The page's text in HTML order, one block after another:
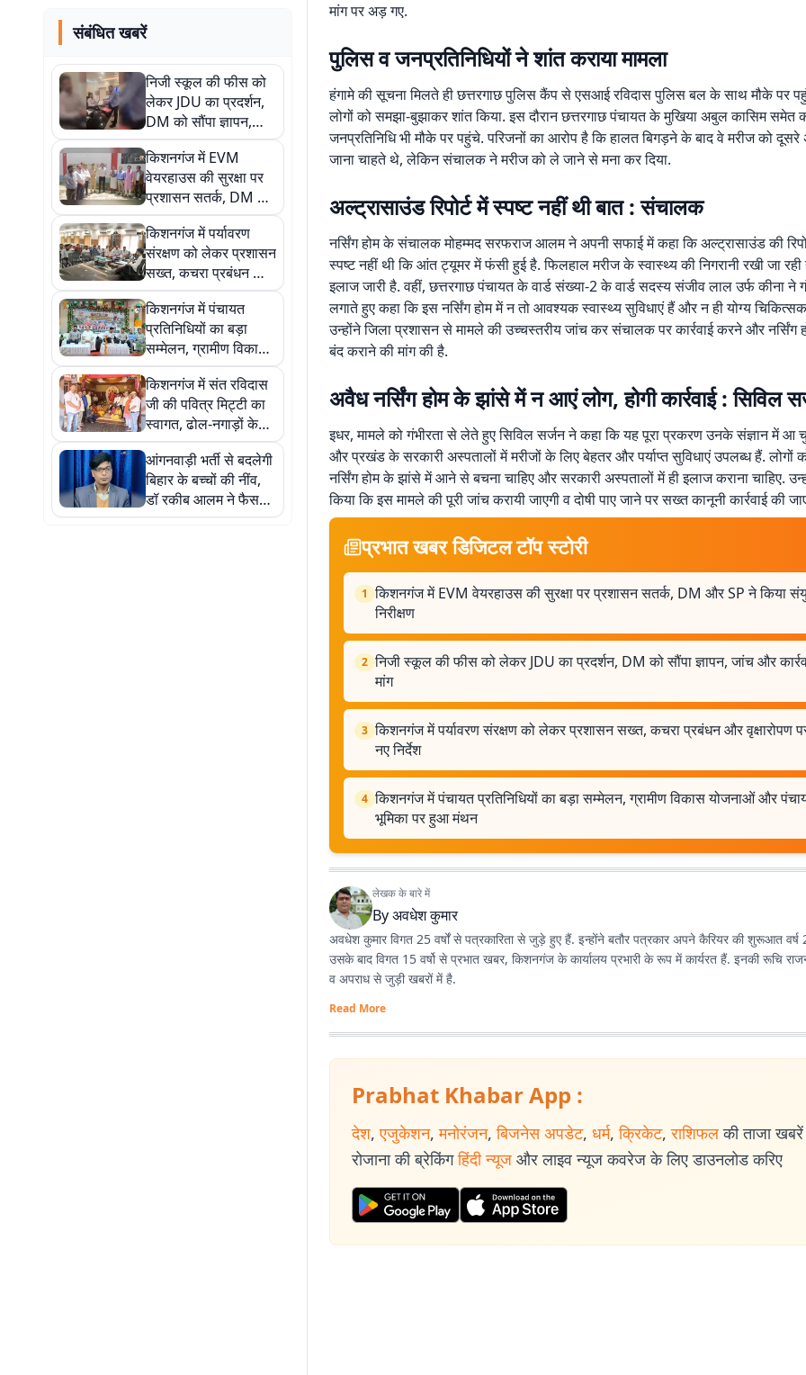
संबंधित खबरें
निजी स्कूल की फीस को
लेकर JDU का प्रदर्शन,
DM को सौंपा ज्ञापन,
जांच और कार्रवाई की मांग
किशनगंज में EVM
वेयरहाउस की सुरक्षा पर
प्रशासन सतर्क, DM और
SP ने किया संयुक्त
निरीक्षण
किशनगंज में पर्यावरण
संरक्षण को लेकर प्रशासन
सख्त, कचरा प्रबंधन और
वृक्षारोपण पर दिए गए नए
निर्देश
किशनगंज में पंचायत
प्रतिनिधियों का बड़ा
सम्मेलन, ग्रामीण विकास
योजनाओं और पंचायतों की
भूमिका पर हुआ मंथन
किशनगंज में संत रविदास
जी की पवित्र मिट्टी का
स्वागत, ढोल-नगाड़ों के
साथ निकली कलश यात्रा
आंगनवाड़ी भर्ती से बदलेगी
बिहार के बच्चों की नींव,
डॉ रकीब आलम ने फैसले
का किया स्वागत
मांग पर अड़ गए.
पुलिस व जनप्रतिनिधियों ने शांत कराया मामला
हंगामे की सूचना मिलते ही छत्तरगाछ पुलिस कैंप से एसआई रविदास पुलिस बल के साथ मौके पर
लोगों को समझा-बुझाकर शांत किया. इस दौरान छत्तरगाछ पंचायत के मुखिया अबुल कासिम समेत
जनप्रतिनिधि भी मौके पर पहुंचे. परिजनों का आरोप है कि हालत बिगड़ने के बाद वे मरीज को
जाना चाहते थे, लेकिन संचालक ने मरीज को ले जाने से मना कर दिया.
अल्ट्रासाउंड रिपोर्ट में स्पष्ट नहीं थी बात : संचालक
नर्सिंग होम के संचालक मोहम्मद सरफराज आलम ने अपनी सफाई में कहा कि अल्ट्रासाउंड की
स्पष्ट नहीं थी कि आंत ट्यूमर में फंसी हुई है. फिलहाल मरीज के स्वास्थ्य की निगरानी रखी जा
इलाज जारी है. वहीं, छत्तरगाछ पंचायत के वार्ड संख्या-2 के वार्ड सदस्य संजीव लाल उर्फ कीना ने
लगाते हुए कहा कि इस नर्सिंग होम में न तो आवश्यक स्वास्थ्य सुविधाएं हैं और न ही योग्य
उन्होंने जिला प्रशासन से मामले की उच्चस्तरीय जांच कर संचालक पर कार्रवाई करने और नर्सिंग
बंद कराने की मांग की है.
अवैध नर्सिंग होम के झांसे में न आएं लोग, होगी कार्रवाई : सिविल
इधर, मामले को गंभीरता से लेते हुए सिविल सर्जन ने कहा कि यह पूरा प्रकरण उनके संज्ञान में आ
और प्रखंड के सरकारी अस्पतालों में मरीजों के लिए बेहतर और पर्याप्त सुविधाएं उपलब्ध हैं. लोगों
नर्सिंग होम के झांसे में आने से बचना चाहिए और सरकारी अस्पतालों में ही इलाज कराना चाहिए.
किया कि इस मामले की पूरी जांच करायी जाएगी व दोषी पाए जाने पर सख्त कानूनी कार्रवाई की
प्रभात खबर डिजिटल टॉप स्टोरी
1 किशनगंज में EVM वेयरहाउस की सुरक्षा पर प्रशासन सतर्क, DM और SP ने किया
निरीक्षण
2 निजी स्कूल की फीस को लेकर JDU का प्रदर्शन, DM को सौंपा ज्ञापन, जांच और
मांग
3 किशनगंज में पर्यावरण संरक्षण को लेकर प्रशासन सख्त, कचरा प्रबंधन और वृक्षारोपण
नए निर्देश
4 किशनगंज में पंचायत प्रतिनिधियों का बड़ा सम्मेलन, ग्रामीण विकास योजनाओं और
भूमिका पर हुआ मंथन
लेखक के बारे में
Byअवधेश कुमार
अवधेश कुमार विगत 25 वर्षों से पत्रकारिता से जुड़े हुए हैं. इन्होंने बतौर पत्रकार अपने कैरियर की शुरूआत
उसके बाद विगत 15 वर्षो से प्रभात खबर, किशनगंज के कार्यालय प्रभारी के रूप में कार्यरत हैं. इनकी रूचि
व अपराध से जुड़ी खबरों में है.
Read More
Prabhat Khabar App :
देश, एजुकेशन, मनोरंजन, बिजनेस अपडेट, धर्म, क्रिकेट, राशिफल की ताजा
रोजाना की ब्रेकिंग हिंदी न्यूज और लाइव न्यूज कवरेज के लिए डाउनलोड करिए